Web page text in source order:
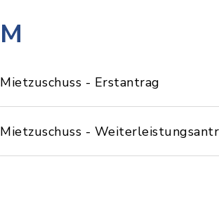
M
Mietzuschuss - Erstantrag
Mietzuschuss -